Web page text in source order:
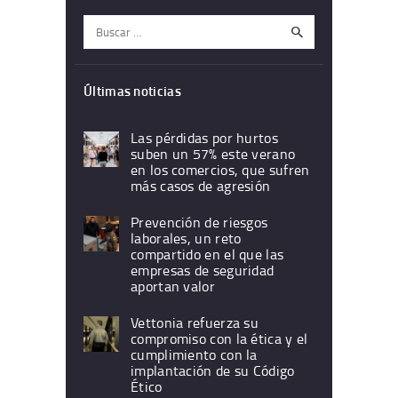
Últimas noticias
Las pérdidas por hurtos
suben un 57% este verano
en los comercios, que sufren
más casos de agresión
Prevención de riesgos
laborales, un reto
compartido en el que las
empresas de seguridad
aportan valor
Vettonia refuerza su
compromiso con la ética y el
cumplimiento con la
implantación de su Código
Ético